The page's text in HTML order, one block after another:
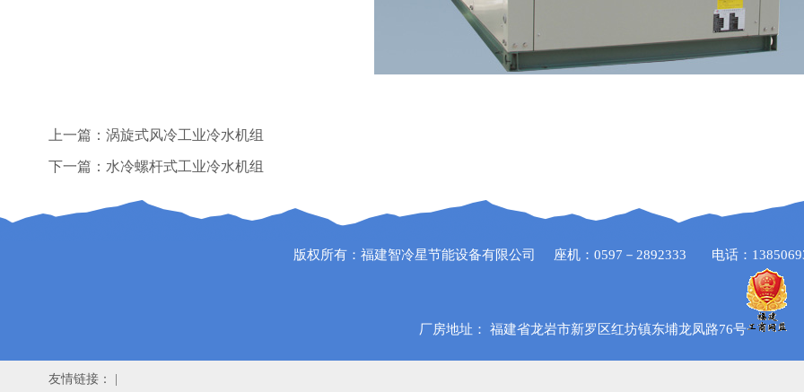
上一篇： 涡旋式风冷工业冷水机组
下一篇： 水冷螺杆式工业冷水机组
版权所有：福建智冷星节能设备有限公司 座机：0597－2892333 电话：
厂房地址： 福建省龙岩市新罗区红坊镇东埔龙凤路76号
友情链接： |